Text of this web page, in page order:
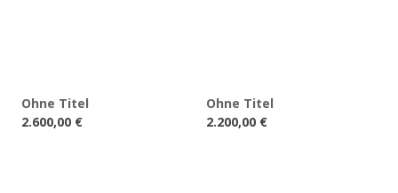
Ohne Titel
2.600,00 €
Ohne Titel
2.200,00 €